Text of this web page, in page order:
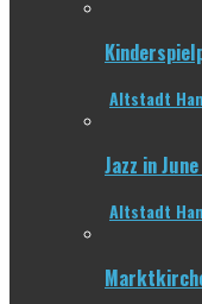
Altstadt
Jazz in
Altstadt